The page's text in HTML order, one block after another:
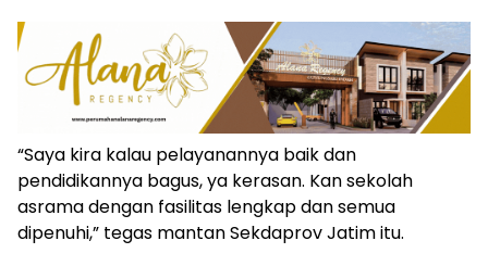
“Saya kira kalau pelayanannya baik dan
pendidikannya bagus, ya kerasan. Kan sekolah
asrama dengan fasilitas lengkap dan semua
dipenuhi,” tegas mantan Sekdaprov Jatim itu.